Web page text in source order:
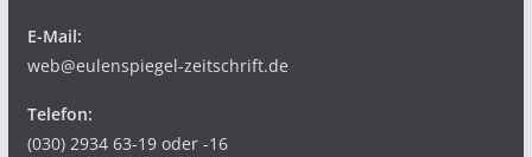
E-Mail:
web@eulenspiegel-zeitschrift.de
Telefon:
(030) 2934 63-19 oder -16